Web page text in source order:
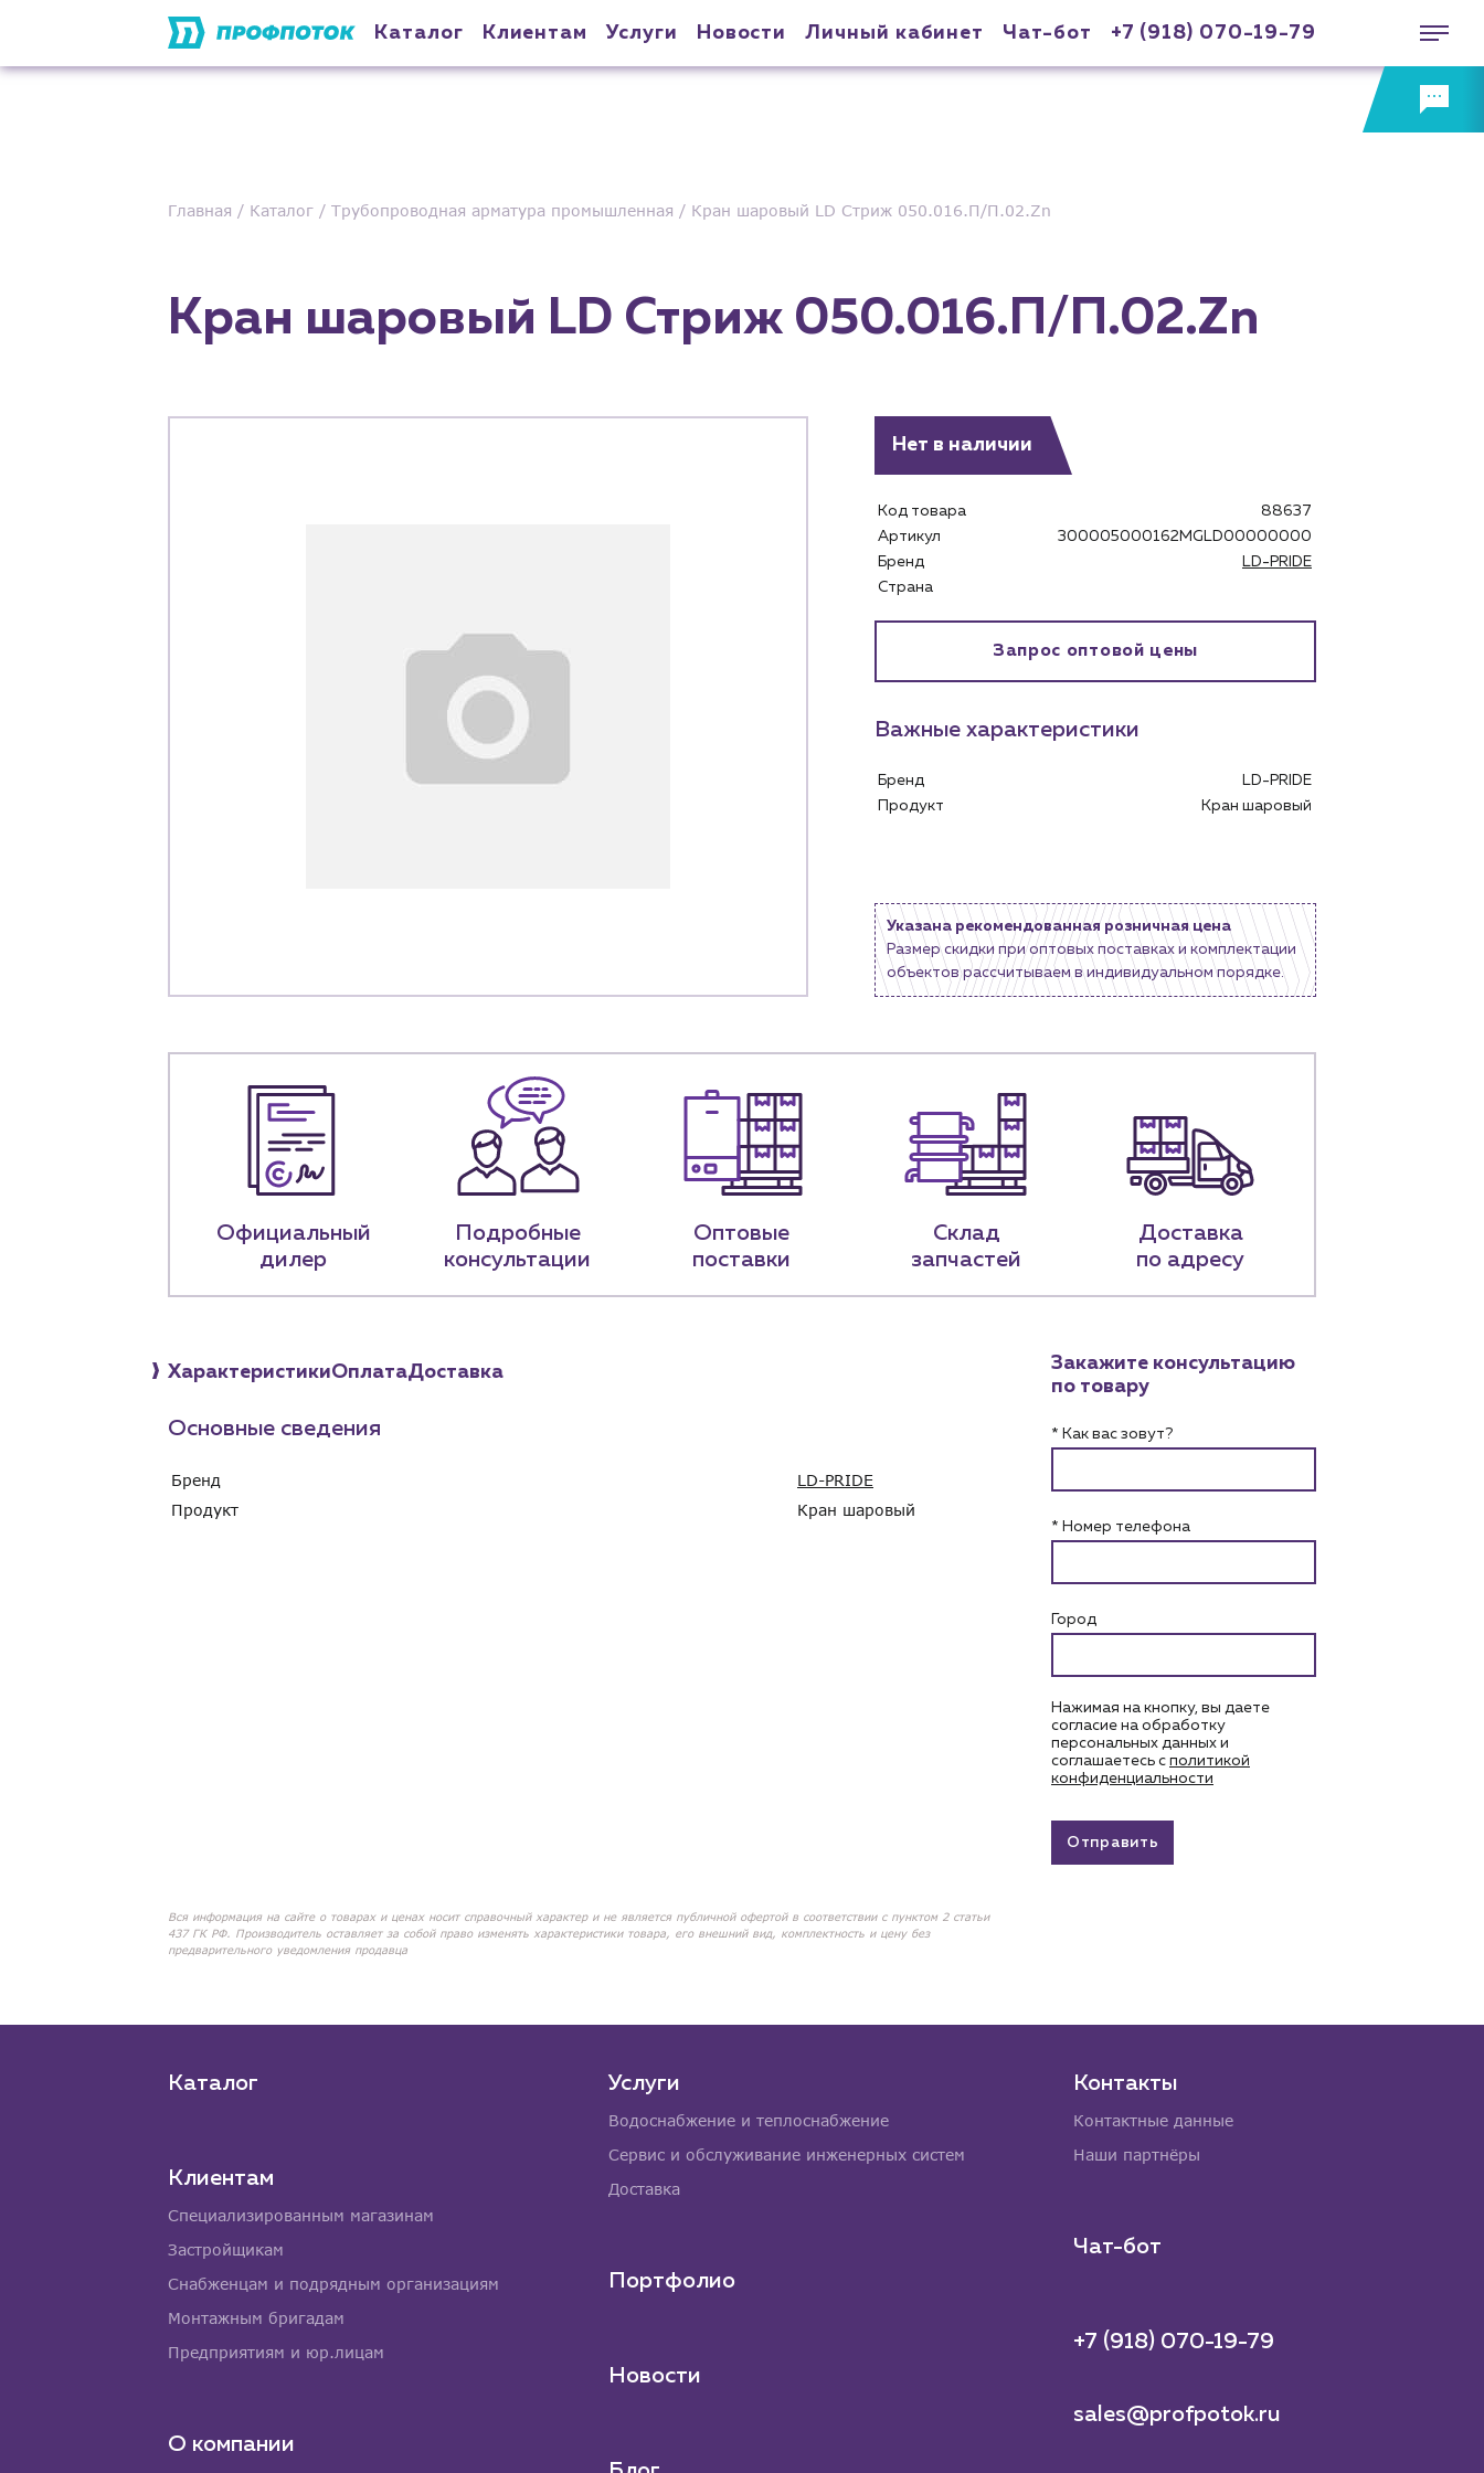
Каталог Клиентам Услуги Новости Личный кабинет Чат-бот +7 (918) 070-19-79
Каталог
Клиентам
Специализированным магазинам Контактные данные
Чат-бот
Главная Каталог Трубопроводная арматура промышленная Кран шаровый LD Стриж 050.016.П/П.02.Zn
Кран шаровый LD Стриж 050.016.П/П.02.Zn
Нет в наличии
Код товара
88637
Артикул
300005000162MGLD00000000
Бренд
LD-PRIDE
Страна
Запрос оптовой цены
Важные характеристики
Бренд
LD-PRIDE
Продукт
Кран шаровый
Указана рекомендованная розничная цена
Размер скидки при оптовых поставках и комплектации
объектов рассчитываем в индивидуальном порядке.
Официальный
дилер
Подробные
консультации
Оптовые
поставки
Склад
запчастей
Доставка
по адресу
ХарактеристикиОплатаДоставка
Основные сведения
Бренд
LD-PRIDE
Продукт
Кран шаровый
Вся информация на сайте о товарах и ценах носит справочный характер и не является публичной офертой в соответствии с пунктом 2 статьи
437 ГК РФ. Производитель оставляет за собой право изменять характеристики товара, его внешний вид, комплектность и цену без
предварительного уведомления продавца
Закажите консультацию
по товару
* Как вас зовут?
* Номер телефона
Город
Нажимая на кнопку, вы даете
согласие на обработку
персональных данных и
соглашаетесь c политикой
конфиденциальности
Отправить
Каталог
Клиентам
Специализированным магазинам
Застройщикам
Снабженцам и подрядным организациям
Монтажным бригадам
Предприятиям и юр.лицам
О компании
Услуги
Водоснабжение и теплоснабжение
Сервис и обслуживание инженерных систем
Доставка
Портфолио
Новости
Контакты
Контактные данные
Наши партнёры
Чат-бот
+7 (918) 070-19-79
sales@profpotok.ru